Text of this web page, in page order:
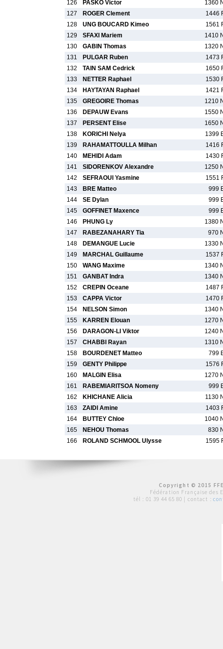
126 PASKO Victor
1360
127
ROGER Clement
1446
128
UNG BOUCARD Kimeo
1561
129
SFAXI Mariem
1410
130
GABIN Thomas
1320
131
PULGAR Ruben
1473
132
TAIN SAM Cedrick
1650
133
NETTER Raphael
1530
134
HAYTAYAN Raphael
1421
135
GREGOIRE Thomas
1210
136
DEPAUW Evans
1550
137
PERSENT Elise
1650
138
KORICHI Nelya
1399
139
RAHAMATTOULLA Milhan
1416
140
MEHIDI Adam
1430
141
SIDORENKOV Alexandre
1250
142
SEFRAOUI Yasmine
1551
143
BRE Matteo
999
144
SE Dylan
999
145
GOFFINET Maxence
999
146
PHUNG Ly
1380
147
RABEZANAHARY Tia
970
148
DEMANGUE Lucie
1330
149
MARCHAL Guillaume
1537
150
WANG Maxime
1340
151
GANBAT Indra
1340
152
CREPIN Oceane
1487
153
CAPPA Victor
1470
154
NELSON Simon
1340
155
KARREN Elouan
1270
156
DARAGON-LI Viktor
1240
157
CHABBI Rayan
1310
158
BOURDENET Matteo
799
159
GENTY Philippe
1576
160
MALGIN Elisa
1270
161
RABEMIARITSOA Nomeny
999
162
KHICHANE Alicia
1130
163
ZAIDI Amine
1403
164
BUTTEY Chloe
1040
165
NEHOU Thomas
830
166
ROLAND SCHMOOL Ulysse 1595
Copyright © 2015
Fédération Française des
tél : 01 39 44 65 80 | contact :